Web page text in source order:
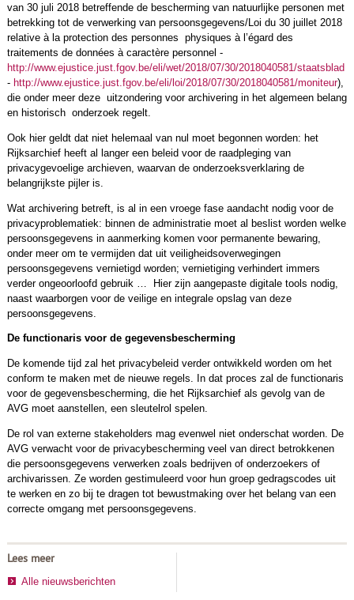
van 30 juli 2018 betreffende de bescherming van natuurlijke personen met
betrekking tot de verwerking van persoonsgegevens/Loi du 30 juillet 2018
relative à la protection des personnes physiques à l’égard des
traitements de données à caractère personnel -
http://www.ejustice.just.fgov.be/eli/wet/2018/07/30/2018040581/staatsblad
- http://www.ejustice.just.fgov.be/eli/loi/2018/07/30/2018040581/moniteur),
die onder meer deze uitzondering voor archivering in het algemeen belang
en historisch onderzoek regelt.
Ook hier geldt dat niet helemaal van nul moet begonnen worden: het
Rijksarchief heeft al langer een beleid voor de raadpleging van
privacygevoelige archieven, waarvan de onderzoeksverklaring de
belangrijkste pijler is.
Wat archivering betreft, is al in een vroege fase aandacht nodig voor de
privacyproblematiek: binnen de administratie moet al beslist worden welke
persoonsgegevens in aanmerking komen voor permanente bewaring,
onder meer om te vermijden dat uit veiligheidsoverwegingen
persoonsgegevens vernietigd worden; vernietiging verhindert immers
verder ongeoorloofd gebruik … Hier zijn aangepaste digitale tools nodig,
naast waarborgen voor de veilige en integrale opslag van deze
persoonsgegevens.
De functionaris voor de gegevensbescherming
De komende tijd zal het privacybeleid verder ontwikkeld worden om het
conform te maken met de nieuwe regels. In dat proces zal de functionaris
voor de gegevensbescherming, die het Rijksarchief als gevolg van de
AVG moet aanstellen, een sleutelrol spelen.
De rol van externe stakeholders mag evenwel niet onderschat worden. De
AVG verwacht voor de privacybescherming veel van direct betrokkenen
die persoonsgegevens verwerken zoals bedrijven of onderzoekers of
archivarissen. Ze worden gestimuleerd voor hun groep gedragscodes uit
te werken en zo bij te dragen tot bewustmaking over het belang van een
correcte omgang met persoonsgegevens.
Lees meer
Alle nieuwsberichten